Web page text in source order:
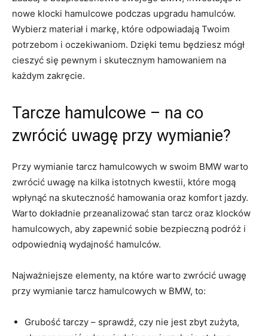
nowe klocki hamulcowe podczas⁤ upgradu hamulców.
Wybierz materiał i markę, które odpowiadają Twoim
potrzebom i oczekiwaniom. Dzięki temu będziesz ⁣mógł
cieszyć się pewnym i‌ skutecznym‌ hamowaniem na⁤
każdym zakręcie.
Tarcze hamulcowe ⁣– na co
zwrócić uwagę przy wymianie?
Przy wymianie tarcz hamulcowych w swoim BMW warto
zwrócić uwagę na kilka istotnych kwestii, które mogą
⁢wpłynąć⁢ na skuteczność hamowania oraz komfort jazdy.
Warto dokładnie ‌przeanalizować ‌stan tarcz oraz klocków
hamulcowych, aby zapewnić sobie bezpieczną podróż i
odpowiednią⁣ wydajność hamulców.
Najważniejsze elementy, na które​ warto zwrócić uwagę
przy wymianie‌ tarcz‌ hamulcowych w BMW, to:
Grubość tarczy ​– sprawdź, czy nie jest zbyt zużyta,